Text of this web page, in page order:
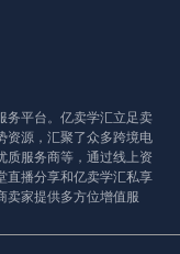
务平台。亿卖学汇立足卖
资源，汇聚了众多跨境电
质服务商等，通过线上资
直播分享和亿卖学汇私享
卖家提供多方位增值服